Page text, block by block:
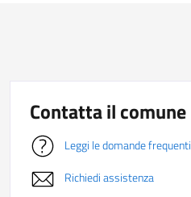
Contatta il comune
Leggi le domande frequenti
Richiedi assistenza